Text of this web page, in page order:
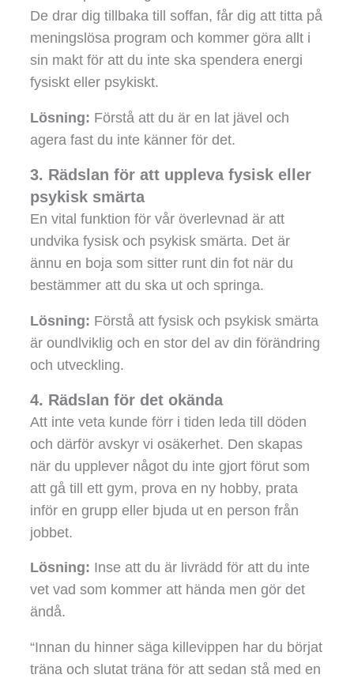
De drar dig tillbaka till soffan, får dig att titta på
meningslösa program och kommer göra allt i
sin makt för att du inte ska spendera energi
fysiskt eller psykiskt.
Lösning: Förstå att du är en lat jävel och
agera fast du inte känner för det.
3. Rädslan för att uppleva fysisk eller
psykisk smärta
En vital funktion för vår överlevnad är att
undvika fysisk och psykisk smärta. Det är
ännu en boja som sitter runt din fot när du
bestämmer att du ska ut och springa.
Lösning: Förstå att fysisk och psykisk smärta
är oundlviklig och en stor del av din förändring
och utveckling.
4. Rädslan för det okända
Att inte veta kunde förr i tiden leda till döden
och därför avskyr vi osäkerhet. Den skapas
när du upplever något du inte gjort förut som
att gå till ett gym, prova en ny hobby, prata
inför en grupp eller bjuda ut en person från
jobbet.
Lösning: Inse att du är livrädd för att du inte
vet vad som kommer att hända men gör det
ändå.
“Innan du hinner säga killevippen har du börjat
träna och slutat träna för att sedan stå med en